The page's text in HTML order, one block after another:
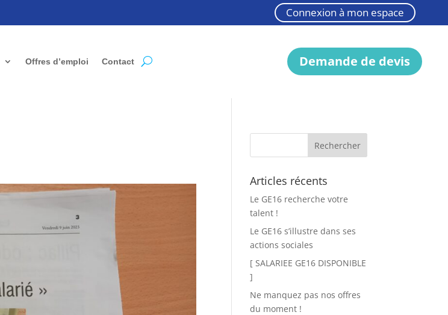
Connexion à mon espace
Offres d’emploi Contact Demande de devis
Articles récents
Le GE16 recherche votre
talent !
Le GE16 s’illustre dans ses
actions sociales
[ SALARIEE GE16 DISPONIBLE
]
Ne manquez pas nos offres
du moment !